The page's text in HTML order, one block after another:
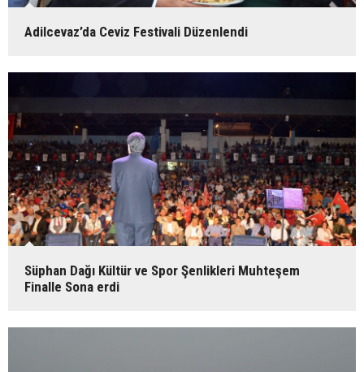
Adilcevaz’da Ceviz Festivali Düzenlendi
Süphan Dağı Kültür ve Spor Şenlikleri Muhteşem
Finalle Sona erdi